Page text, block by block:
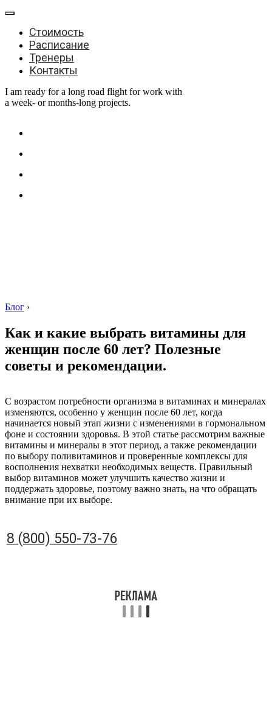
Стоимость
Расписание
Тренеры
Контакты
I am ready for a long road flight for work with
a week- or months-long projects.
Блог ›
Как и какие выбрать витамины для
женщин после 60 лет? Полезные
советы и рекомендации.
С возрастом потребности организма в витаминах и минералах
изменяются, особенно у женщин после 60 лет, когда
начинается новый этап жизни с изменениями в гормональном
фоне и состоянии здоровья. В этой статье рассмотрим важные
витамины и минералы в этот период, а также рекомендации
по выбору поливитаминов и проверенные комплексы для
восполнения нехватки необходимых веществ. Правильный
выбор витаминов может улучшить качество жизни и
поддержать здоровье, поэтому важно знать, на что обращать
внимание при их выборе.